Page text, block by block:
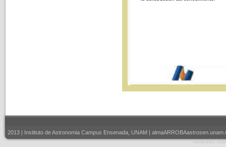
2013 | Instituto de Astronomia Campus Ensenada, UNAM |
Templates